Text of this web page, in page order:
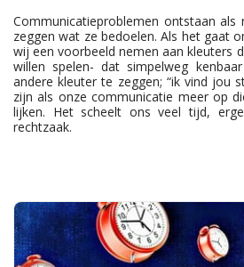
Communicatieproblemen ontstaan
zeggen wat ze bedoelen. Als het gaat
wij een voorbeeld nemen aan kleuters
willen spelen- dat simpelweg
andere kleuter te zeggen; “ik vind jou
zijn als onze communicatie meer op
lijken. Het scheelt ons veel tijd,
rechtzaak.